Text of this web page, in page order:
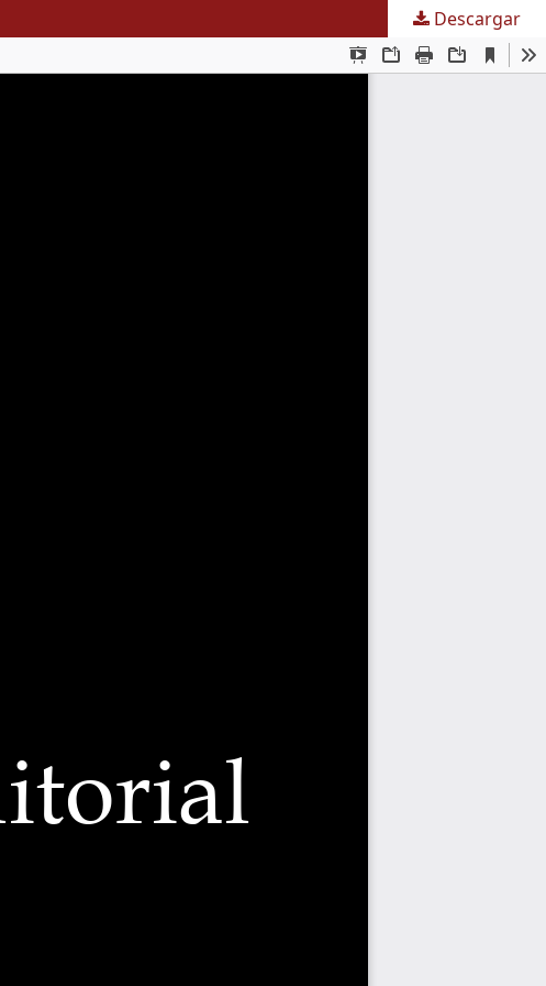
Descargar